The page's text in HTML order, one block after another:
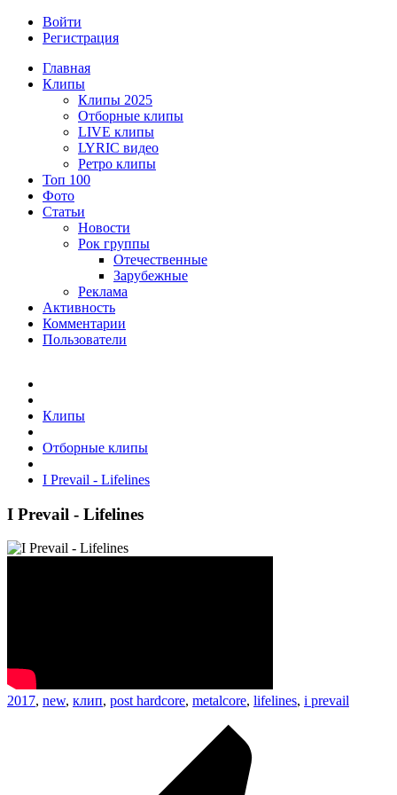
Войти
Регистрация
Главная
Клипы
Клипы 2025
Отборные клипы
LIVE клипы
LYRIC видео
Ретро клипы
Топ 100
Фото
Статьи
Новости
Рок группы
Отечественные
Зарубежные
Реклама
Активность
Комментарии
Пользователи
Клипы
Отборные клипы
I Prevail - Lifelines
I Prevail - Lifelines
2017, new, клип, post hardcore, metalcore, lifelines, i prevail